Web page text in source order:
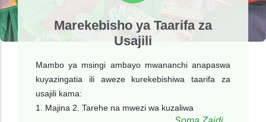
Marekebisho ya Taarifa za
Usajili
Mambo ya msingi ambayo mwananchi anapaswa
kuyazingatia ili aweze kurekebishiwa taarifa za
usajili kama:
1. Majina 2. Tarehe na mwezi wa kuzaliwa